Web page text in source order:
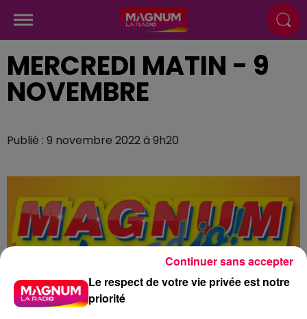
MERCREDI MATIN - 9
NOVEMBRE
Publié : 9 novembre 2022 à 9h20
Le respect de votre vie privée est notre
priorité
Continuer sans accepter